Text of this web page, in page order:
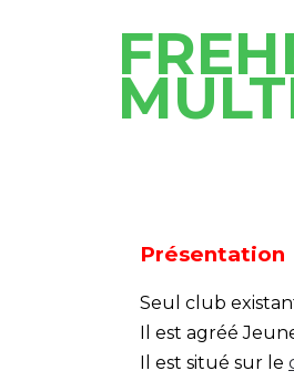
Présentation
Seul club
Il est agréé
Il est situé sur le